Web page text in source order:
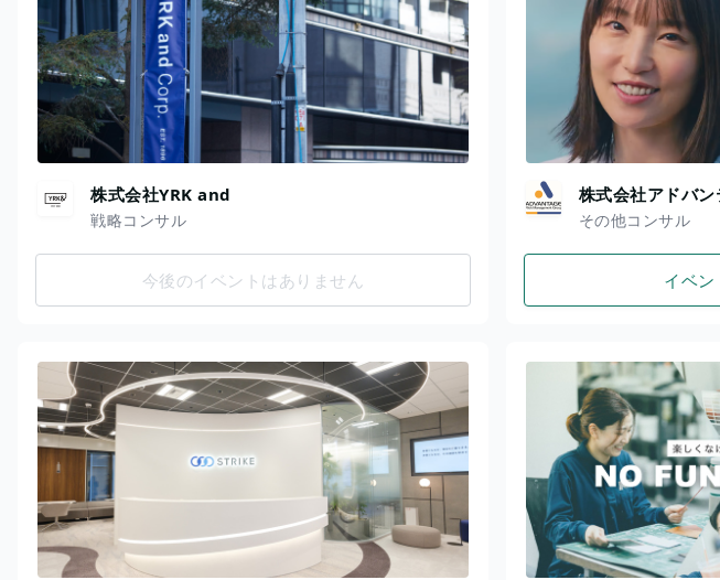
株式会社YRK and
戦略コンサル
今後のイベントはありません
株式会社アドバ
その他コンサル
イベン